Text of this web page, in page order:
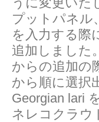
プットパネル
を入力する際
追加しました
からの追加の
から順に選択
Georgian lari
ネレコクラウ